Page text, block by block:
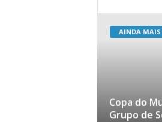
AINDA
Copa do
Grupo de